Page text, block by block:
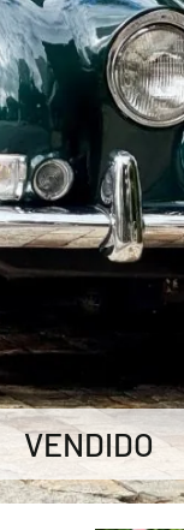
VENDIDO